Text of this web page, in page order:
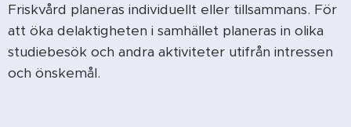
Friskvård planeras individuellt eller tillsammans. För
att öka delaktigheten i samhället planeras in olika
studiebesök och andra aktiviteter utifrån intressen
och önskemål.